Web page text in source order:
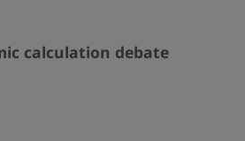
calculation debate